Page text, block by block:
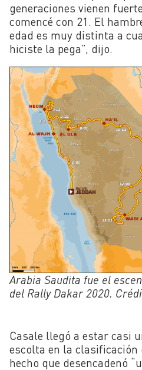
generaciones vienen
comencé con 21. El
edad es muy distinta a
hiciste la pega”, dijo.
Arabia Saudita fue el
del Rally Dakar 2020.
Casale llegó a estar casi
escolta en la clasificación
hecho que desencadenó